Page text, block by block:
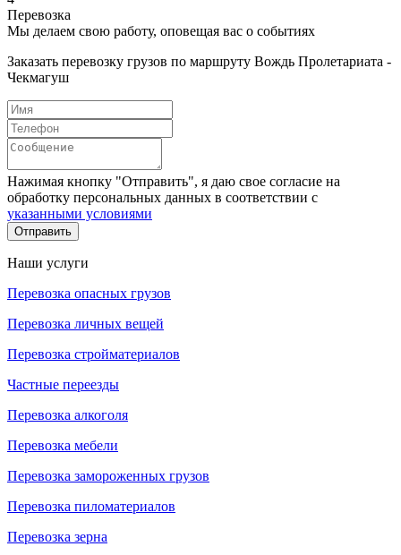
Перевозка
Мы делаем свою работу, оповещая вас о событиях
Заказать перевозку грузов по маршруту Вождь Пролетариата -
Чекмагуш
Нажимая кнопку "Отправить", я даю свое согласие на
обработку персональных данных в соответствии с
указанными условиями
Отправить
Наши услуги
Перевозка опасных грузов
Перевозка личных вещей
Перевозка стройматериалов
Частные переезды
Перевозка алкоголя
Перевозка мебели
Перевозка замороженных грузов
Перевозка пиломатериалов
Перевозка зерна